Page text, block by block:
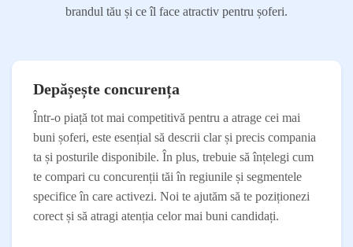
brandul tău și ce îl face atractiv pentru șoferi.
Depășește concurența
Într-o piață tot mai competitivă pentru a atrage cei mai
buni șoferi, este esențial să descrii clar și precis compania
ta și posturile disponibile. În plus, trebuie să înțelegi cum
te compari cu concurenții tăi în regiunile și segmentele
specifice în care activezi. Noi te ajutăm să te poziționezi
corect și să atragi atenția celor mai buni candidați.